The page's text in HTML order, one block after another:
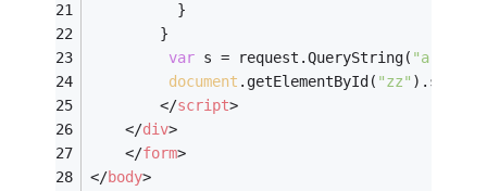
          }
        }
var s = request.QueryString( "a"
document .getElementById( "zz" ).src=
</script>
</div>
</form>
</body>